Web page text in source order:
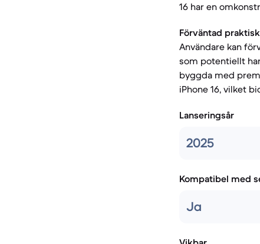
16 har en
Förväntad
Användare kan
som potentiellt
byggda med
iPhone 16, vilket
Lanseringsår
2025
Kompatibel med
Ja